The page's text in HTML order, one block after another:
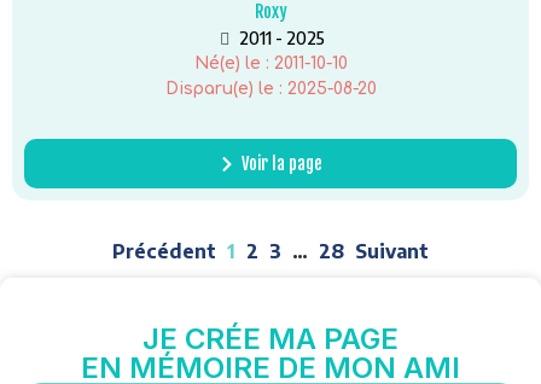
Roxy
2011 - 2025
Né(e) le : 2011-10-10
Disparu(e) le : 2025-08-20
Voir la page
Précédent 1 2 3 … 28 Suivant
JE CRÉE MA PAGE
EN MÉMOIRE DE MON AMI